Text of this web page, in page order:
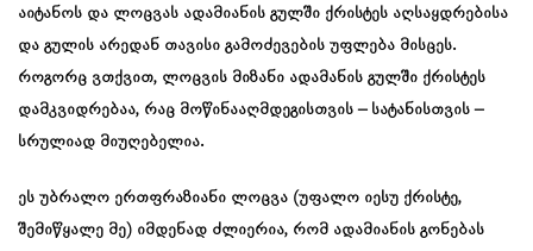
აიტანოს და ლოცვას ადამიანის გულში ქრისტეს აღსაყდრებისა
და გულის არედან თავისი გამოძევების უფლება მისცეს.
როგორც ვთქვით, ლოცვის მიზანი ადამანის გულში ქრისტეს
დამკვიდრებაა, რაც მოწინააღმდეგისთვის – სატანისთვის –
სრულიად მიუღებელია.
ეს უბრალო ერთფრაზიანი ლოცვა (უფალო იესუ ქრისტე,
შემიწყალე მე) იმდენად ძლიერია, რომ ადამიანის გონებას